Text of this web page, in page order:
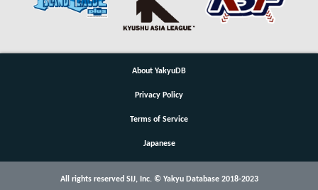
About YakyuDB
Privacy Policy
Terms of Service
Japanese
All rights reserved SIJ, Inc. © Yakyu Database 2018-2023